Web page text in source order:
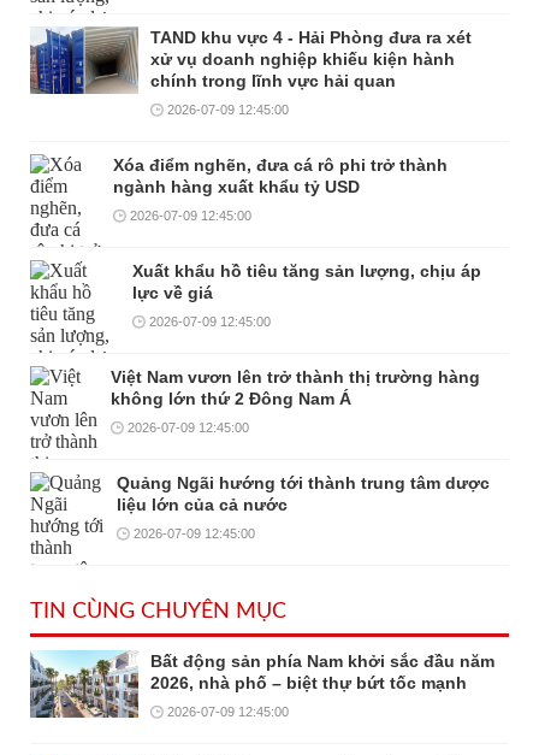
TAND khu vực 4 - Hải Phòng đưa ra xét
xử vụ doanh nghiệp khiếu kiện hành
chính trong lĩnh vực hải quan
2026-07-09 12:45:00
Xóa điểm nghẽn, đưa cá rô phi trở thành
ngành hàng xuất khẩu tỷ USD
2026-07-09 12:45:00
Xuất khẩu hồ tiêu tăng sản lượng, chịu áp
lực về giá
2026-07-09 12:45:00
Việt Nam vươn lên trở thành thị trường hàng
không lớn thứ 2 Đông Nam Á
2026-07-09 12:45:00
Quảng Ngãi hướng tới thành trung tâm dược
liệu lớn của cả nước
2026-07-09 12:45:00
TIN CÙNG CHUYÊN MỤC
Bất động sản phía Nam khởi sắc đầu năm
2026, nhà phố – biệt thự bứt tốc mạnh
2026-07-09 12:45:00